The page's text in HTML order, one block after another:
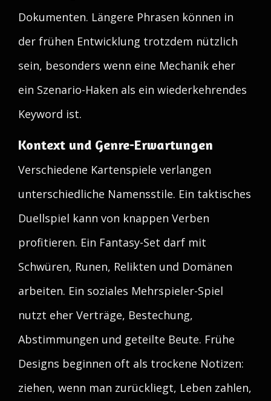
Dokumenten. Längere Phrasen können in
der frühen Entwicklung trotzdem nützlich
sein, besonders wenn eine Mechanik eher
ein Szenario-Haken als ein wiederkehrendes
Keyword ist.
Kontext und Genre-Erwartungen
Verschiedene Kartenspiele verlangen
unterschiedliche Namensstile. Ein taktisches
Duellspiel kann von knappen Verben
profitieren. Ein Fantasy-Set darf mit
Schwüren, Runen, Relikten und Domänen
arbeiten. Ein soziales Mehrspieler-Spiel
nutzt eher Verträge, Bestechung,
Abstimmungen und geteilte Beute. Frühe
Designs beginnen oft als trockene Notizen:
ziehen, wenn man zurückliegt, Leben zahlen,